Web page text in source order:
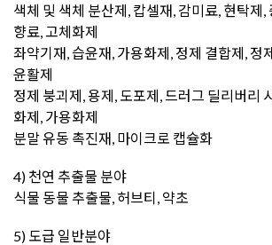
색체 및 색체 분산제, 캅셀재, 감미료, 현탁제,
향료, 고체화제
좌약기재, 습윤재, 가용화제, 정제 결합제, 정
윤활제
정제 붕괴제, 용제, 도포제, 드러그 딜리버리
화제, 가용화제
분말 유동 촉진재, 마이크로 캡슐화
4) 천연 추출물 분야
식물 동물 추출물, 허브티, 약초
5) 도급 일반분야